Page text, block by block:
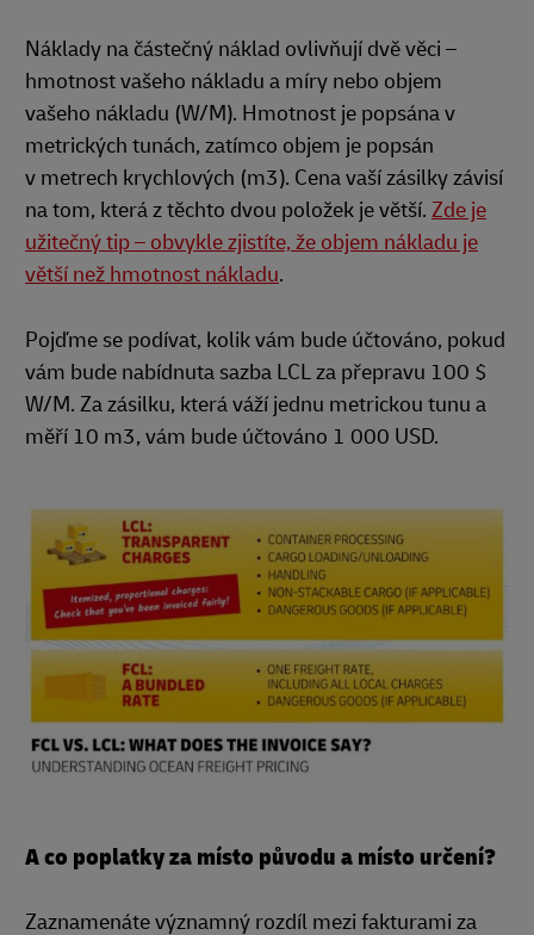
Náklady na částečný náklad ovlivňují dvě věci –
hmotnost vašeho nákladu a míry nebo objem
vašeho nákladu (W/M). Hmotnost je popsána v
metrických tunách, zatímco objem je popsán
v metrech krychlových (m3). Cena vaší zásilky závisí
na tom, která z těchto dvou položek je větší. Zde je
užitečný tip – obvykle zjistíte, že objem nákladu je
větší než hmotnost nákladu.
Pojďme se podívat, kolik vám bude účtováno, pokud
vám bude nabídnuta sazba LCL za přepravu 100 $
W/M. Za zásilku, která váží jednu metrickou tunu a
měří 10 m3, vám bude účtováno 1 000 USD.
A co poplatky za místo původu a místo určení?
Zaznamenáte významný rozdíl mezi fakturami za